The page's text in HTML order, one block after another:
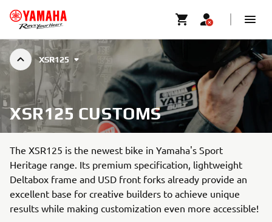
XSR125
XSR125 CUSTOMS
The XSR125 is the newest bike in Yamaha's Sport
Heritage range. Its premium specification, lightweight
Deltabox frame and USD front forks already provide an
excellent base for creative builders to achieve unique
results while making customization even more accessible!